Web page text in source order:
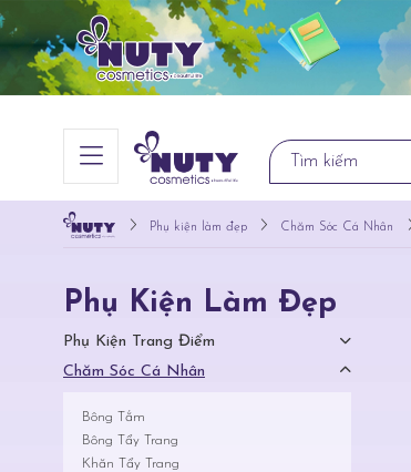
Phụ kiện làm đẹp Chăm Sóc Cá Nhân
Phụ Kiện Làm Đẹp
Phụ Kiện Trang Điểm
Chăm Sóc Cá Nhân
Bông Tắm
Bông Tẩy Trang
Khăn Tẩy Trang